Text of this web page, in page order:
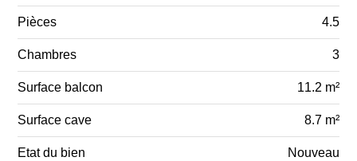
Pièces 4.5
Chambres 3
Surface balcon 11.2 m²
Surface cave 8.7 m²
Etat du bien Nouveau